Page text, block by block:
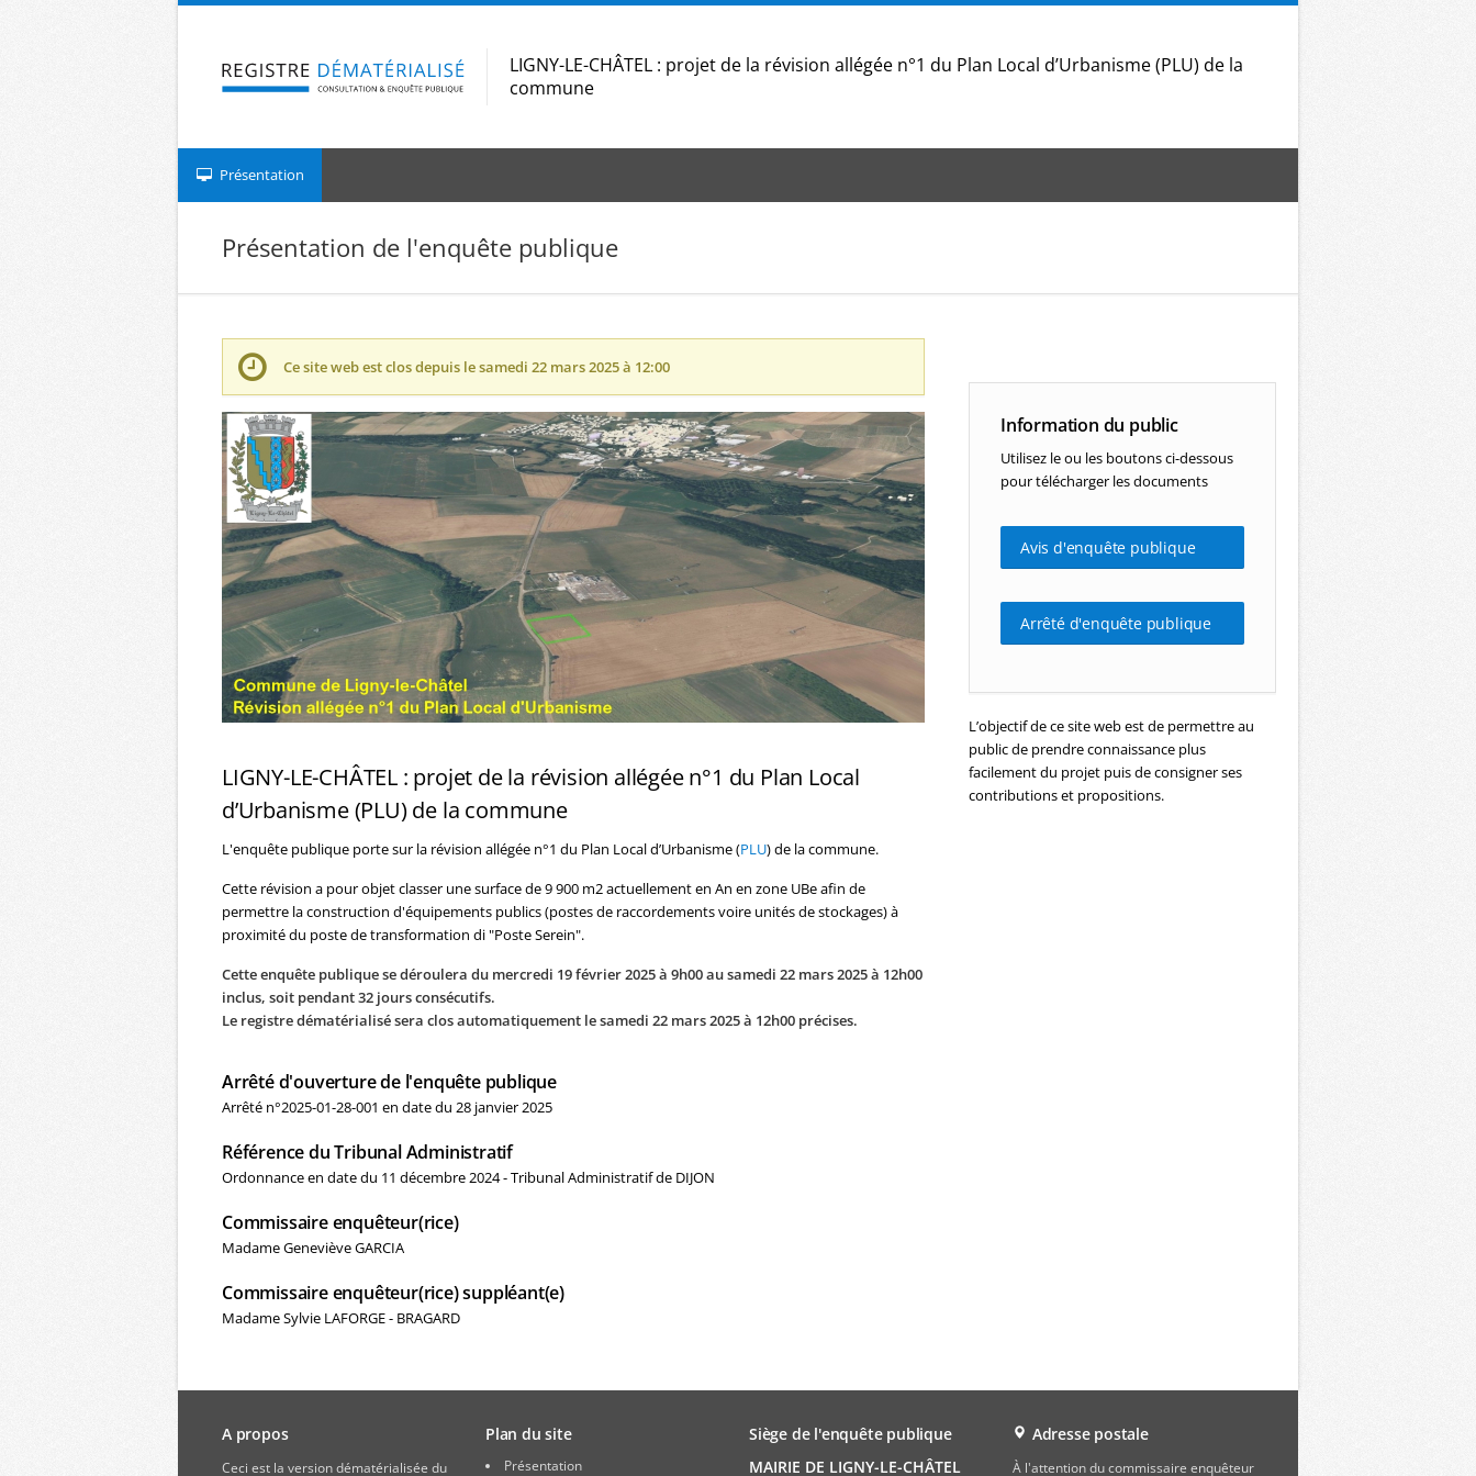
Aller au contenu
LIGNY-LE-CHÂTEL : projet de la révision allégée n°1 du Plan Local d’Urbanisme (PLU) de la
commune
Présentation
Présentation de l'enquête publique
Ce site web est clos depuis lesamedi 22 mars 2025 à 12:00
LIGNY-LE-CHÂTEL : projet de la révision allégée n°1 du Plan Local
d’Urbanisme (PLU) de la commune
L'enquête publique porte sur la révision allégée n°1 du Plan Local d’Urbanisme (PLU) de la commune.
Cette révision a pour objet classer une surface de 9 900 m2 actuellement en An en zone UBe afin de
permettre la construction d'équipements publics (postes de raccordements voire unités de stockages) à
proximité du poste de transformation di "Poste Serein".
Cette enquête publique se déroulera du mercredi 19 février 2025 à 9h00 au samedi 22 mars 2025 à 12h00
inclus, soit pendant 32 jours consécutifs.
Le registre dématérialisé sera clos automatiquement le samedi 22 mars 2025 à 12h00 précises.
Arrêté d'ouverture de l'enquête publique
Arrêté n°2025-01-28-001 en date du 28 janvier 2025
Référence du Tribunal Administratif
Ordonnance en date du 11 décembre 2024 - Tribunal Administratif de DIJON
Commissaire enquêteur(rice)
Madame Geneviève GARCIA
Commissaire enquêteur(rice) suppléant(e)
Madame Sylvie LAFORGE - BRAGARD
Information du public
Utilisez le ou les boutons ci-dessous
pour télécharger les documents
Avis d'enquête publique
Arrêté d'enquête publique
L’objectif de ce site web est de permettre au
public de prendre connaissance plus
facilement du projet puis de consigner ses
contributions et propositions.
A propos
Ceci est la version dématérialisée du
Plan du site
Présentation
Siège de l'enquête publique
MAIRIE DE LIGNY-LE-CHÂTEL
Adresse postale
À l'attention du commissaire enquêteur